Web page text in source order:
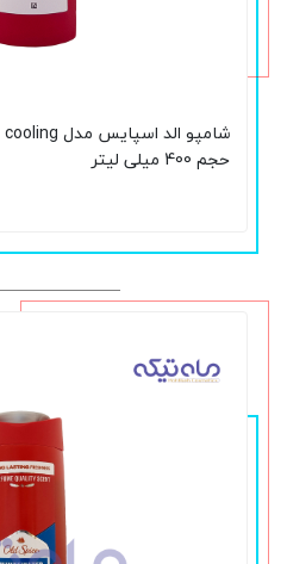
حجم 400 میلی لیتر